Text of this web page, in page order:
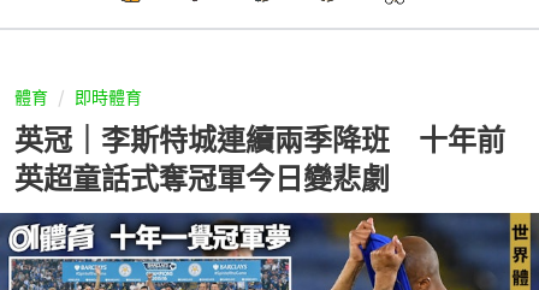
體育 即時體育
英冠｜李斯特城連續兩季降班 十年前
英超童話式奪冠軍今日變悲劇